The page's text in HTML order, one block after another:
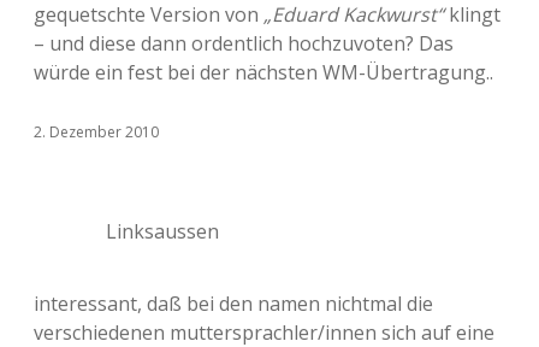
gequetschte Version von „Eduard Kackwurst“klingt
– und diese dann ordentlich hochzuvoten? Das
würde ein fest bei der nächsten WM-Übertragung..
2. Dezember 2010
Linksaussen
interessant, daß bei den namen nichtmal die
verschiedenen muttersprachler/innen sich auf eine